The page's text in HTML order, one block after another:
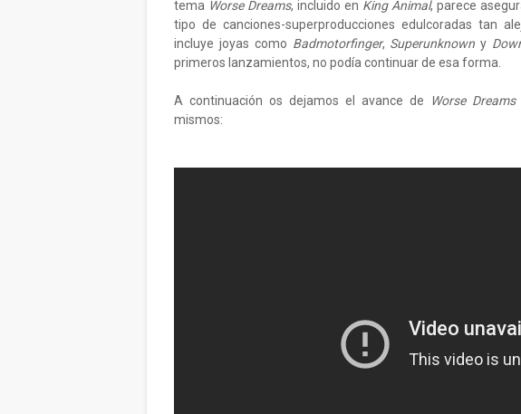
tema Worse Dreams, incluido en King Animal, parece
tipo de canciones-superproducciones edulcoradas tan
incluye joyas como Badmotorfinger, Superunknowny
primeros lanzamientos, no podía continuar de esa forma.
A continuación os dejamos el avance de Worse Dreams
mismos: